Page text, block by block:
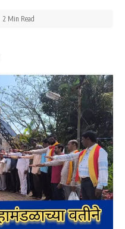
2 Min Read